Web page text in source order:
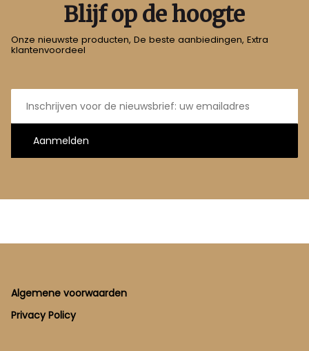
Blijf op de hoogte
Onze nieuwste producten, De beste aanbiedingen, Extra
klantenvoordeel
E-
mailadres
Aanmelden
Footer
Algemene voorwaarden
Privacy Policy